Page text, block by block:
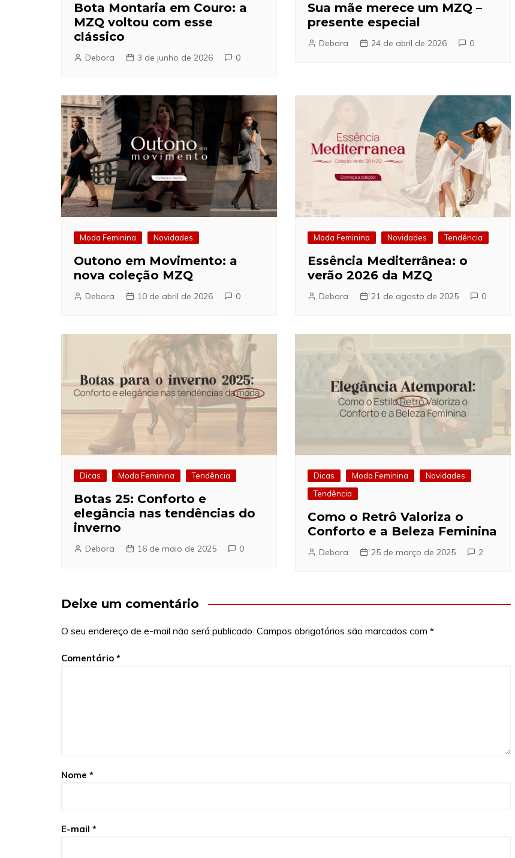
Bota Montaria em Couro: a
MZQ voltou com esse
clássico
Debora 3 de junho de 2026 0
Sua mãe merece um MZQ –
presente especial
Debora 24 de abril de 2026 0
Moda Feminina Novidades
Outono em Movimento: a
nova coleção MZQ
Debora 10 de abril de 2026 0
Moda Feminina Novidades Tendência
Essência Mediterrânea: o
verão 2026 da MZQ
Debora 21 de agosto de 2025 0
Dicas Moda Feminina Tendência
Botas 25: Conforto e
elegância nas tendências do
inverno
Debora 16 de maio de 2025 0
Dicas Moda Feminina
Novidades
Tendência
Como o Retrô Valoriza o
Conforto e a Beleza Feminina
Debora 25 de março de 2025 2
Deixe um comentário
O seu endereço de e-mail não será publicado. Campos obrigatórios são marcados com *
Comentário *
Nome *
E-mail *